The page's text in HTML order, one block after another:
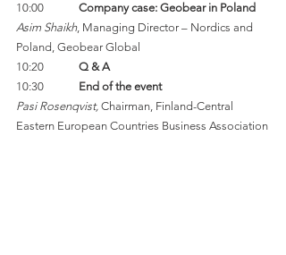
10:00 Company case: Geobear in Poland
Asim Shaikh, Managing Director – Nordics and
Poland, Geobear Global
10:20 Q & A
10:30 End of the event
Pasi Rosenqvist, Chairman, Finland-Central
Eastern European Countries Business Association